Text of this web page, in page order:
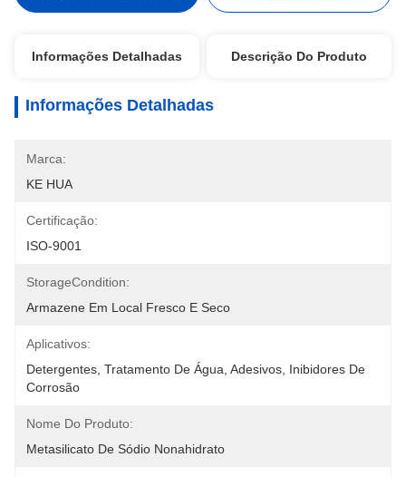
Informações Detalhadas Descrição Do Produto
Informações Detalhadas
Marca:
KE HUA
Certificação:
ISO-9001
StorageCondition:
Armazene Em Local Fresco E Seco
Aplicativos:
Detergentes, Tratamento De Água, Adesivos, Inibidores De
Corrosão
Nome Do Produto:
Metasilicato De Sódio Nonahidrato